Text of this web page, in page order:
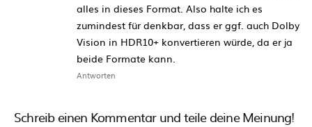
alles in dieses Format. Also halte ich es
zumindest für denkbar, dass er ggf. auch Dolby
Vision in HDR10+ konvertieren würde, da er ja
beide Formate kann.
Antworten
Schreib einen Kommentar und teile deine Meinung!